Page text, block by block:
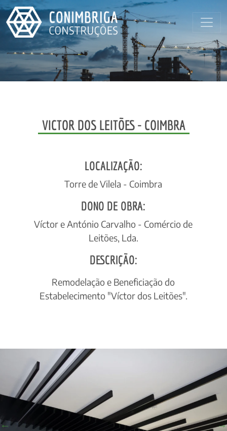
VICTOR DOS LEITÕES - COIMBRA
LOCALIZAÇÃO:
Torre de Vilela - Coimbra
DONO DE OBRA:
Víctor e António Carvalho - Comércio de
Leitões, Lda.
DESCRIÇÃO:
Remodelação e Beneficiação do
Estabelecimento "Víctor dos Leitões".